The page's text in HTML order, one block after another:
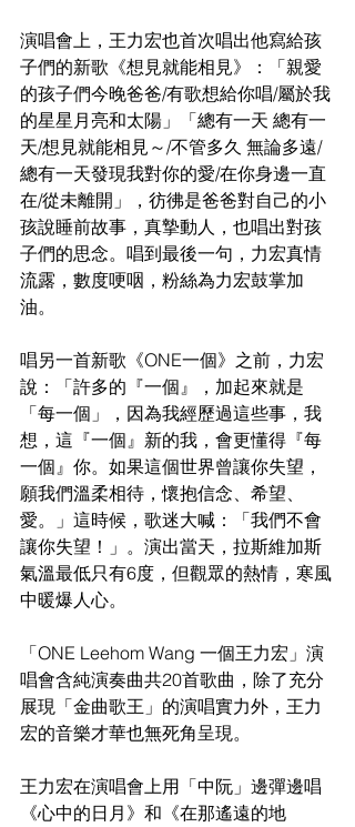
演唱會上，王力宏也首次唱出他寫給孩
子們的新歌《想見就能相見》：「親愛
的孩子們今晚爸爸/有歌想給你唱/屬於我
的星星月亮和太陽」「總有一天 總有一
天/想見就能相見～/不管多久 無論多遠/
總有一天發現我對你的愛/在你身邊一直
在/從未離開」，彷彿是爸爸對自己的小
孩說睡前故事，真摯動人，也唱出對孩
子們的思念。唱到最後一句，力宏真情
流露，數度哽咽，粉絲為力宏鼓掌加
油。
唱另一首新歌《ONE一個》之前，力宏
說：「許多的『一個』，加起來就是
「每一個」，因為我經歷過這些事，我
想，這『一個』新的我，會更懂得『每
一個』你。如果這個世界曾讓你失望，
願我們溫柔相待，懷抱信念、希望、
愛。」這時候，歌迷大喊：「我們不會
讓你失望！」。演出當天，拉斯維加斯
氣溫最低只有6度，但觀眾的熱情，寒風
中暖爆人心。
「ONE Leehom Wang 一個王力宏」演
唱會含純演奏曲共20首歌曲，除了充分
展現「金曲歌王」的演唱實力外，王力
宏的音樂才華也無死角呈現。
王力宏在演唱會上用「中阮」邊彈邊唱
《心中的日月》和《在那遙遠的地